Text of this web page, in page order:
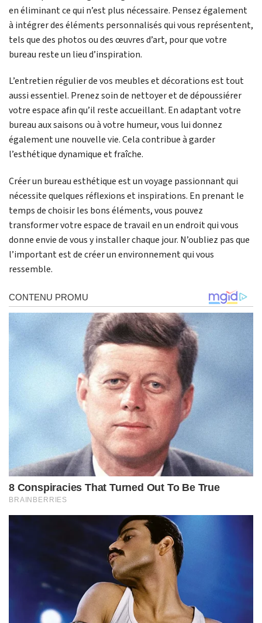
en éliminant ce qui n’est plus nécessaire. Pensez également
à intégrer des éléments personnalisés qui vous représentent,
tels que des photos ou des œuvres d’art, pour que votre
bureau reste un lieu d’inspiration.
L’entretien régulier de vos meubles et décorations est tout
aussi essentiel. Prenez soin de nettoyer et de dépoussiérer
votre espace afin qu’il reste accueillant. En adaptant votre
bureau aux saisons ou à votre humeur, vous lui donnez
également une nouvelle vie. Cela contribue à garder
l’esthétique dynamique et fraîche.
Créer un bureau esthétique est un voyage passionnant qui
nécessite quelques réflexions et inspirations. En prenant le
temps de choisir les bons éléments, vous pouvez
transformer votre espace de travail en un endroit qui vous
donne envie de vous y installer chaque jour. N’oubliez pas que
l’important est de créer un environnement qui vous
ressemble.